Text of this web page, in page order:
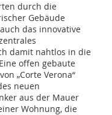
durch die
Gebäude
das innovative
damit nahtlos in die
offen gebaute
„Corte Verona“
neuen
aus der Mauer
Wohnung, die